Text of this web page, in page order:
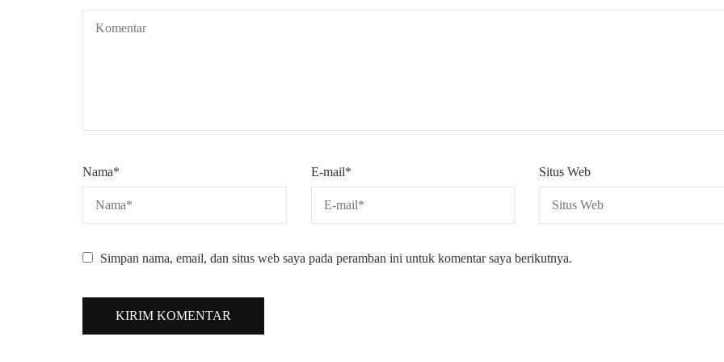
Nama* E-mail* Situs Web
Simpan nama, email, dan situs web saya pada peramban ini untuk komentar saya berikutnya.